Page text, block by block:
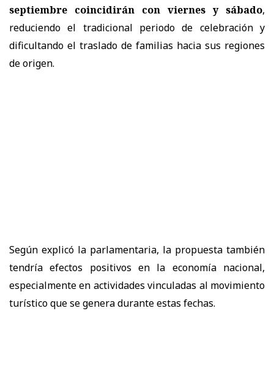
septiembre coincidirán con viernes y sábado,
reduciendo el tradicional periodo de celebración y
dificultando el traslado de familias hacia sus regiones
de origen.
Según explicó la parlamentaria, la propuesta también
tendría efectos positivos en la economía nacional,
especialmente en actividades vinculadas al movimiento
turístico que se genera durante estas fechas.